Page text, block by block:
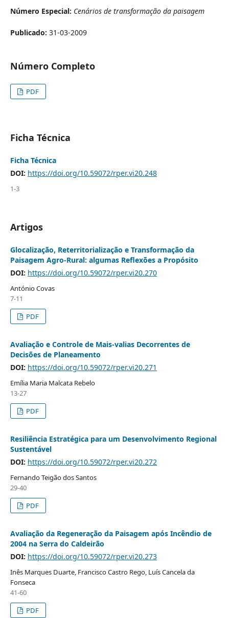
Número Especial: Cenários de transformação da paisagem
Publicado: 31-03-2009
Número Completo
PDF
Ficha Técnica
Ficha Técnica
DOI: https://doi.org/10.59072/rper.vi20.248
1-3
Artigos
Glocalização, Reterritorialização e Transformação da
Paisagem Agro-Rural: algumas Reflexões a Propósito
DOI: https://doi.org/10.59072/rper.vi20.270
António Covas
7-11
PDF
Avaliação e Controle de Mais-valias Decorrentes de
Decisões de Planeamento
DOI: https://doi.org/10.59072/rper.vi20.271
Emília Maria Malcata Rebelo
13-27
PDF
Resiliência Estratégica para um Desenvolvimento Regional
Sustentável
DOI: https://doi.org/10.59072/rper.vi20.272
Fernando Teigão dos Santos
29-40
PDF
Avaliação da Regeneração da Paisagem após Incêndio de
2004 na Serra do Caldeirão
DOI: https://doi.org/10.59072/rper.vi20.273
Inês Marques Duarte, Francisco Castro Rego, Luís Cancela da
Fonseca
41-60
PDF